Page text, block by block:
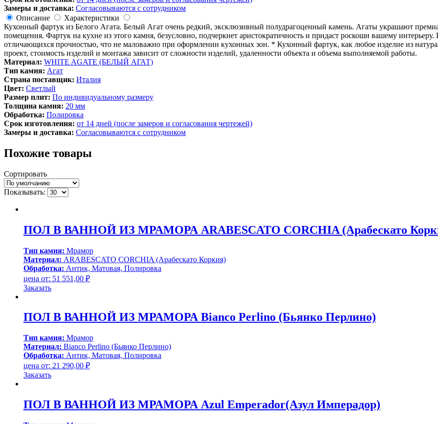
Замеры и доставка: Согласовываются с сотрудником
Описание
Характеристики
Кухонный фартук из Белого Агата. Белый Агат очень редкий, эксклюзивный полудрагоценный камень. Агаты украшают
помещения. Фартук на кухне из этого камня, безусловно, подчеркнет аристократичность и придаст роскоши вашему
отличающихся прочностью, что не маловажно при оформлении кухонных зон. * Кухонный фартук, как любое изделие из
проект, стоимость изделий и монтажа зависит от сложности изделий, удаленности объекта и объема выполняемой работы.
Материал: WHITE AGATE (БЕЛЫЙ АГАТ)
Тип камня: Агат
Страна поставщик: Италия
Цвет: Светлый
Размер плит: По индивидуальному размеру
Толщина камня: 20 мм
Обработка: Полировка
Срок изготовления: от 14 дней (после замеров и согласования чертежей)
Замеры и доставка: Согласовываются с сотрудником
Похожие товары
Сортировать
Показывать:
ПОЛ В ВАННОЙ ИЗ МРАМОРА ARABESCATO CORCHIA (Арабескато
Тип камня: Мрамор
Материал: ARABESCATO CORCHIA (Арабескато Коркия)
Обработка: Антик, Матовая, Полировка
цена от: 51 551,00 ₽
Заказать
ПОЛ В ВАННОЙ ИЗ МРАМОРА Bianco Perlino (Бьянко Перлино)
Тип камня: Мрамор
Материал: Bianco Perlino (Бьянко Перлино)
Обработка: Антик, Матовая, Полировка
цена от: 21 290,00 ₽
Заказать
ПОЛ В ВАННОЙ ИЗ МРАМОРА Azul Emperador(Азул Имперадор)